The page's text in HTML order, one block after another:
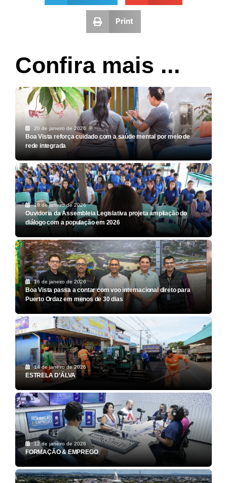
Print
Confira mais ...
20 de janeiro de 2026
Boa Vista reforça cuidado com a saúde mental por meio de
rede integrada
19 de janeiro de 2026
Ouvidoria da Assembleia Legislativa projeta ampliação do
diálogo com a população em 2026
16 de janeiro de 2026
Boa Vista passa a contar com voo internacional direto para
Puerto Ordaz em menos de 30 dias
14 de janeiro de 2026
ESTRELA D’ÁLVA
12 de janeiro de 2026
FORMAÇÃO & EMPREGO